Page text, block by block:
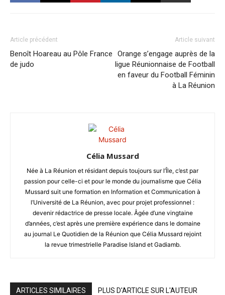
Article précédent
Benoît Hoareau au Pôle France
de judo
Article suivant
Orange s’engage auprès de la
ligue Réunionnaise de Football
en faveur du Football Féminin
à La Réunion
Célia Mussard
Née à La Réunion et résidant depuis toujours sur l’Île, c’est par
passion pour celle-ci et pour le monde du journalisme que Célia
Mussard suit une formation en Information et Communication à
l’Université de La Réunion, avec pour projet professionnel :
devenir rédactrice de presse locale. Âgée d’une vingtaine
d’années, c’est après une première expérience dans le domaine
au journal Le Quotidien de la Réunion que Célia Mussard rejoint
la revue trimestrielle Paradise Island et Gadiamb.
ARTICLES SIMILAIRES PLUS D'ARTICLE SUR L'AUTEUR